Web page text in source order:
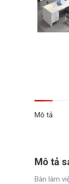
Mô tả
Mô tả
Bàn làm